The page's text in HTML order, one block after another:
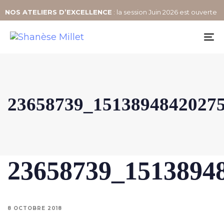
NOS ATELIERS D’EXCELLENCE : la session Juin 2026 est ouverte
8 OCTOBRE 2018